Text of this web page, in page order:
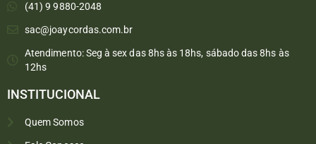
(41) 9 9880-2048
sac@joaycordas.com.br
Atendimento: Seg à sex das 8hs às 18hs, sábado das 8hs às
12hs
INSTITUCIONAL
Quem Somos